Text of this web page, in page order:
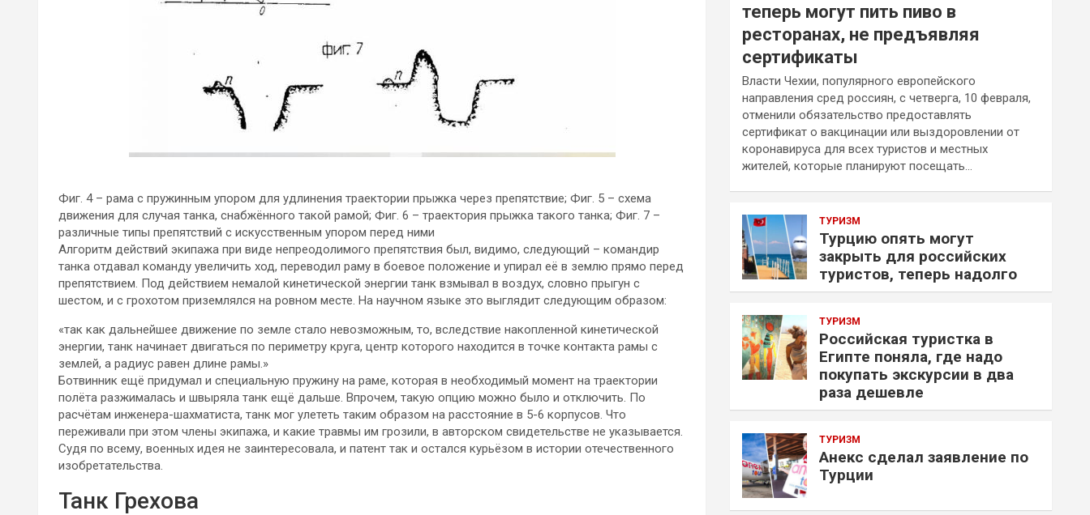
Фиг. 4 – рама с пружинным упором для удлинения траектории прыжка через препятствие; Фиг. 5 – схема
движения для случая танка, снабжённого такой рамой; Фиг. 6 – траектория прыжка такого танка; Фиг. 7 –
различные типы препятствий с искусственным упором перед ними
Алгоритм действий экипажа при виде непреодолимого препятствия был, видимо, следующий – командир
танка отдавал команду увеличить ход, переводил раму в боевое положение и упирал её в землю прямо перед
препятствием. Под действием немалой кинетической энергии танк взмывал в воздух, словно прыгун с
шестом, и с грохотом приземлялся на ровном месте. На научном языке это выглядит следующим образом:
«так как дальнейшее движение по земле стало невозможным, то, вследствие накопленной кинетической
энергии, танк начинает двигаться по периметру круга, центр которого находится в точке контакта рамы с
землей, а радиус равен длине рамы.»
Ботвинник ещё придумал и специальную пружину на раме, которая в необходимый момент на траектории
полёта разжималась и швыряла танк ещё дальше. Впрочем, такую опцию можно было и отключить. По
расчётам инженера-шахматиста, танк мог улететь таким образом на расстояние в 5-6 корпусов. Что
переживали при этом члены экипажа, и какие травмы им грозили, в авторском свидетельстве не указывается.
Судя по всему, военных идея не заинтересовала, и патент так и остался курьёзом в истории отечественного
изобретательства.
Танк Грехова
теперь могут пить пиво в
ресторанах, не предъявляя
сертификаты
Власти Чехии, популярного европейского
направления сред россиян, с четверга, 10 февраля,
отменили обязательство предоставлять
сертификат о вакцинации или выздоровлении от
коронавируса для всех туристов и местных
жителей, которые планируют посещать…
ТУРИЗМ
Турцию опять могут
закрыть для российских
туристов, теперь надолго
ТУРИЗМ
Российская туристка в
Египте поняла, где надо
покупать экскурсии в два
раза дешевле
ТУРИЗМ
Анекс сделал заявление по
Турции